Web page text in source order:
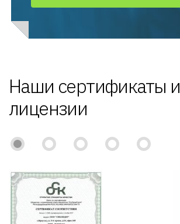
Наши сертификаты и
лицензии